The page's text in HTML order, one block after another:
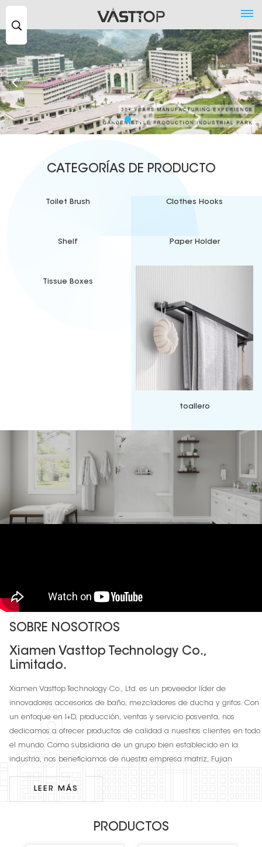
...
CATEGORÍAS DE PRODUCTO
Toilet Brush Clothes Hooks
Shelf Paper Holder
Tissue Boxes
toallero
SOBRE NOSOTROS
Xiamen Vasttop Technology Co.,
Limitado.
Xiamen Vasttop Technology Co., Ltd. es un proveedor líder de
innovadores accesorios de baño, mezcladores de ducha y grifos. Con
un enfoque en I+D, producción, ventas y servicio posventa, nos
dedicamos a ofrecer productos de calidad a nuestros clientes en todo
el mundo. Como subsidiaria de un grupo bien establecido en la
industria, nos beneficiamos de nuestra empresa matriz, Fujian
aspectos de la producción de accesorios de baño. Esto nos permite
LEER MÁS
PRODUCTOS